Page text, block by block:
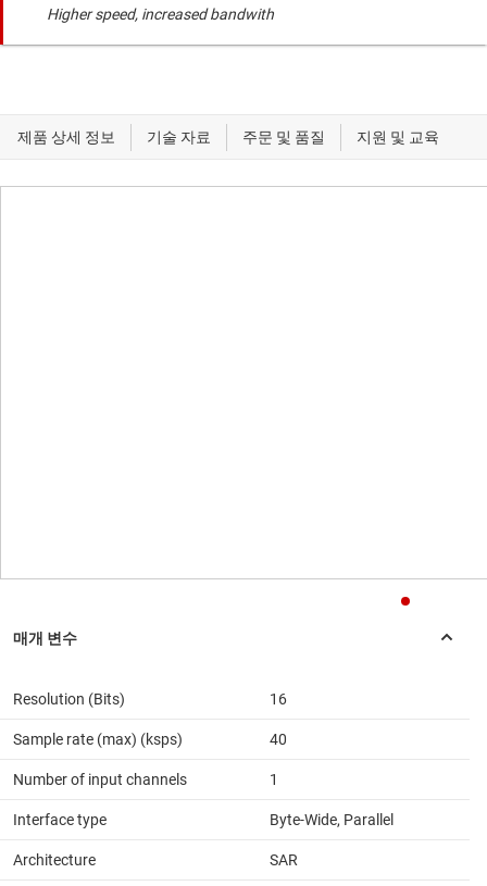
Higher speed, increased bandwith
Resolution (Bits) 16
Sample rate (max) (ksps) 40
Number of input channels 1
Interface type Byte-Wide, Parallel
Architecture SAR